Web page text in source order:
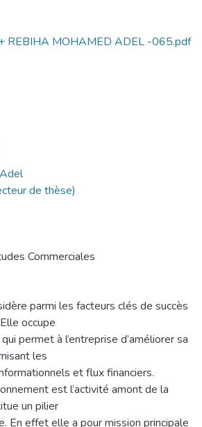
+ REBIHA MOHAMED ADEL -065.pdf
de thèse)
Commerciales
parmi les facteurs clés de succès
occupe
permet à l’entreprise d’améliorer sa
les
et flux financiers.
est l’activité amont de la
un pilier
En effet elle a pour mission principale